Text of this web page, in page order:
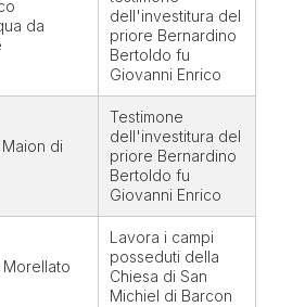
da
dell'investitura del
priore Bernardino
Bertoldo fu
Giovanni Enrico
di
Testimone
dell'investitura del
priore Bernardino
Bertoldo fu
Giovanni Enrico
Morellato
Lavora i campi
posseduti della
Chiesa di San
Michiel di Barcon